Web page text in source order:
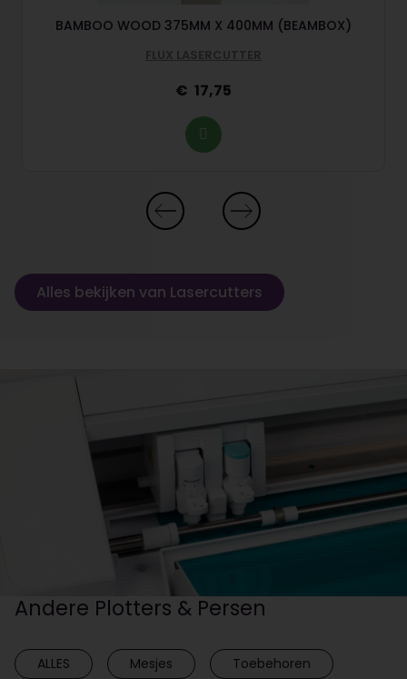
BAMBOO WOOD 375MM X 400MM (BEAMBOX)
FLUX LASERCUTTER
17,75
Alles bekijken van Lasercutters
Andere Plotters & Persen
ALLES Mesjes Toebehoren